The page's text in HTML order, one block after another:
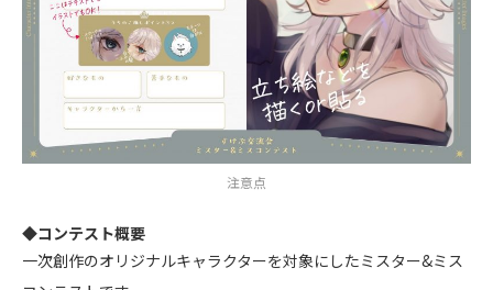
注意点
◆コンテスト概要
一次創作のオリジナルキャラクターを対象にしたミスター&ミス